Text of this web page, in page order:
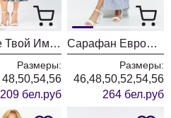
Платье Твой Имидж 2388 черный с принтом
Размеры:
48,50,54,56
209 бел.руб
Сарафан ЕвроМода 683
Размеры:
46,48,50,52,54,56
264 бел.руб